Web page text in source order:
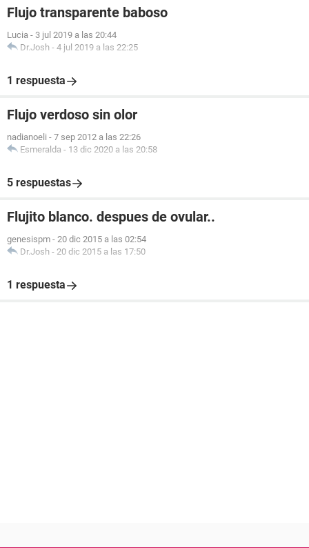
Flujo transparente baboso
Lucia - 3 jul 2019 a las 20:44
Dr.Josh - 4 jul 2019 a las 22:25
1 respuesta
Flujo verdoso sin olor
nadianoeli - 7 sep 2012 a las 22:26
Esmeralda - 13 dic 2020 a las 20:58
5 respuestas
Flujito blanco. despues de ovular..
genesispm - 20 dic 2015 a las 02:54
Dr.Josh - 20 dic 2015 a las 17:50
1 respuesta